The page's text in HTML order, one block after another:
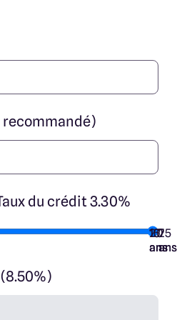
du crédit 3.30%
7
ans
10
ans
15
ans
20
ans
25
ans